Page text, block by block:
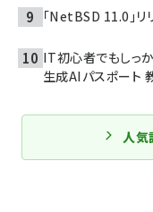
「NetBSD 11.0」
IT初心者でもしっ
生成AIパスポート
人気